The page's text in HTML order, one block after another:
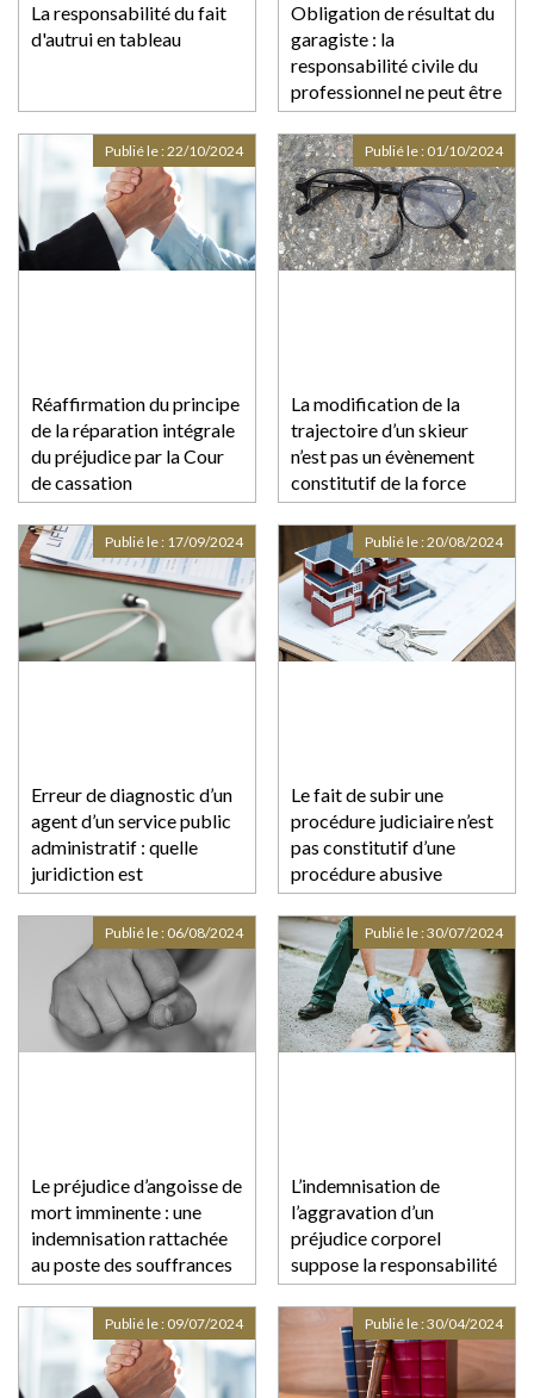
La responsabilité du fait
d'autrui en tableau
Obligation de résultat du
garagiste : la
responsabilité civile du
professionnel ne peut être
écartée malgré
l’incertitude sur l’origine
de la panne
Réaffirmation du principe
de la réparation intégrale
du préjudice par la Cour
de cassation
Publié le :22/10/2024
La modification de la
trajectoire d’un skieur
n’est pas un évènement
constitutif de la force
majeure
Publié le : 01/10/2024
Erreur de diagnostic d’un
agent d’un service public
administratif : quelle
juridiction est
compétente ?
Publié le : 17/09/2024
Le fait de subir une
procédure judiciaire n’est
pas constitutif d’une
procédure abusive
Publié le :20/08/2024
Le préjudice d’angoisse de
mort imminente : une
indemnisation rattachée
au poste des souffrances
endurées, tout en
bénéficiant d’une
indemnisation autonome
Publié le : 06/08/2024
L’indemnisation de
l’aggravation d’un
préjudice corporel
suppose la responsabilité
de son auteur et la
détermination d’un
préjudice initial
Publié le :30/07/2024
Publié le : 09/07/2024 Publié le :30/04/2024